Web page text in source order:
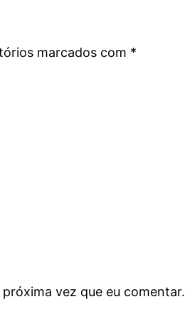
marcados com *
vez que eu comentar.